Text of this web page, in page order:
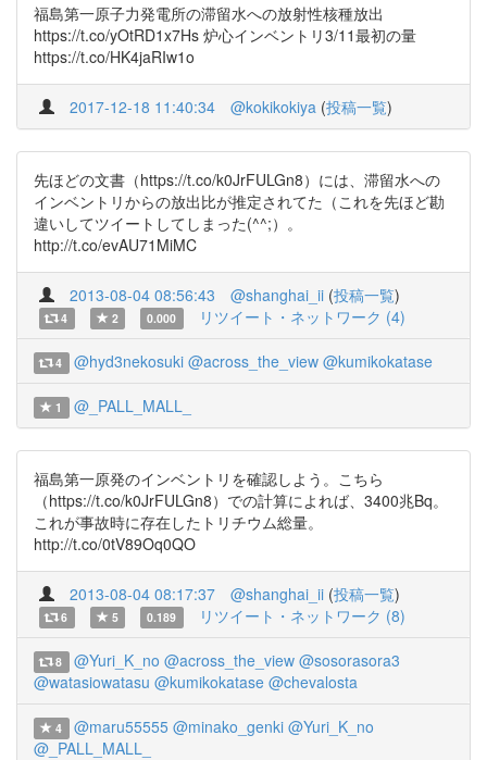
福島第一原子力発電所の滞留水への放射性核種放出
https://t.co/yOtRD1x7Hs 炉心インベントリ3/11最初の量
https://t.co/HK4jaRIw1o
2017-12-18 11:40:34 @kokikokiya (投稿一覧)
先ほどの文書（https://t.co/k0JrFULGn8）には、滞留水への
インベントリからの放出比が推定されてた（これを先ほど勘
違いしてツイートしてしまった(^^;）。
http://t.co/evAU71MiMC
2013-08-04 08:56:43 @shanghai_ii (投稿一覧)
4 2 0.000 リツイート・ネットワーク (4)
4 @hyd3nekosuki @across_the_view @kumikokatase
1 @_PALL_MALL_
福島第一原発のインベントリを確認しよう。こちら
（https://t.co/k0JrFULGn8）での計算によれば、3400兆Bq。
これが事故時に存在したトリチウム総量。
http://t.co/0tV89Oq0QO
2013-08-04 08:17:37 @shanghai_ii (投稿一覧)
6 5 0.189 リツイート・ネットワーク (8)
8 @Yuri_K_no @across_the_view @sosorasora3
@watasiowatasu @kumikokatase @chevalosta
4 @maru55555 @minako_genki @Yuri_K_no
@_PALL_MALL_